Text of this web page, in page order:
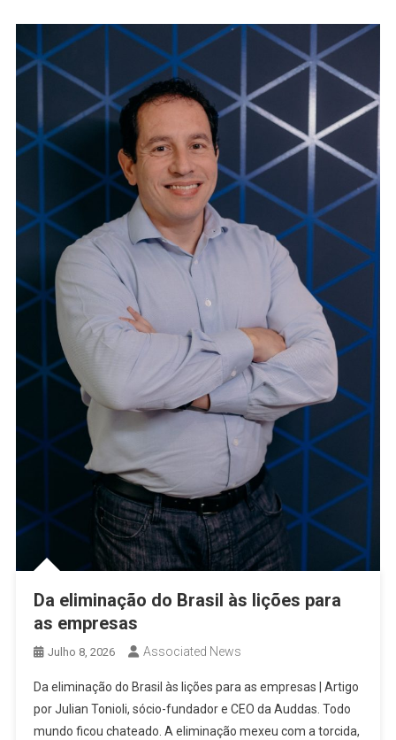
Inteligência
Artificial
Da eliminação do Brasil às lições para
as empresas
Julho 8, 2026 Associated News
Da eliminação do Brasil às lições para as empresas | Artigo
por Julian Tonioli, sócio-fundador e CEO da Auddas. Todo
mundo ficou chateado. A eliminação mexeu com a torcida,